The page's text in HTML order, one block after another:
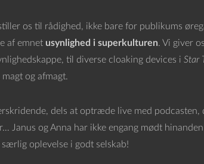
os til rådighed, ikke bare for publikums
af emnet usynlighed i superkulturen. Vi giver
til diverse cloaking devices i Star
og afmagt.
dels at optræde live med
Janus og Anna har ikke engang mødt
oplevelse i godt selskab!